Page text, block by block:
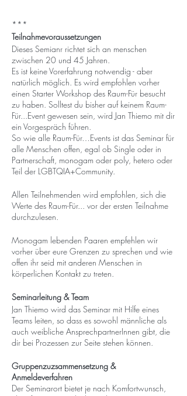
***
Teilnahmevoraussetzungen
Dieses Semianr richtet sich an menschen
zwischen 20 und 45 Jahren.
Es ist keine Vorerfahrung notwendig - aber
natürlich möglich. Es wird empfohlen vorher
einen Starter Workshop des Raum-Für besucht
zu haben. Solltest du bisher auf keinem Raum-
Für...Event gewesen sein, wird Jan Thiemo mit dir
ein Vorgespräch führen.
So wie alle Raum-Für…Events ist das Seminar für
alle Menschen offen, egal ob Single oder in
Partnerschaft, monogam oder poly, hetero oder
Teil der LGBTQIA+Community.
Allen Teilnehmenden wird empfohlen, sich die
Werte des Raum-Für... vor der ersten Teilnahme
durchzulesen.
Monogam lebenden Paaren empfehlen wir
vorher über eure Grenzen zu sprechen und wie
offen ihr seid mit anderen Menschen in
körperlichen Kontakt zu treten.
Seminarleitung & Team
Jan Thiemo wird das Seminar mit Hilfe eines
Teams leiten, so dass es sowohl männliche als
auch weibliche AnsprechpartnerInnen gibt, die
dir bei Prozessen zur Seite stehen können.
Gruppenzuzsammensetzung &
Anmeldeverfahren
Der Seminarort bietet je nach Komfortwunsch,